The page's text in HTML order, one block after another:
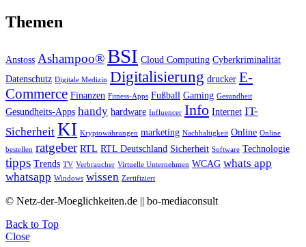
Themen
Anstoss Ashampoo®BSI Cloud Computing Cyberkriminalität
Datenschutz Digitale Medizin Digitalisierung drucker E-
Commerce Finanzen Fitness-Apps Fußball Gaming Gesundheit
Gesundheits-Apps handy hardware Influencer Info Internet IT-
Sicherheit KI Kryptowährungen marketing Nachhaltigkeit Online Online
bestellen ratgeber RTL RTL Deutschland Sicherheit Software Technologie
tipps Trends TV Verbraucher Virtuelle Unternehmen WCAG whats app
whatsapp Windows wissen Zertifiziert
© Netz-der-Moeglichkeiten.de || bo-mediaconsult
Back to Top
Close